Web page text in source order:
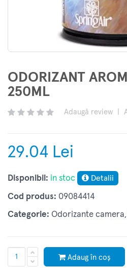
ODORIZANT
250ML
Adaugă review
29.04 Lei
Disponibil: in stoc Detalii
Cod produs: 09084414
Categorie: Odorizante
Adaug în coș